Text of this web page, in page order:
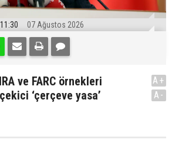
11:30 07 Ağustos 2026
ve FARC örnekleri
‘çerçeve yasa’
A+
A-